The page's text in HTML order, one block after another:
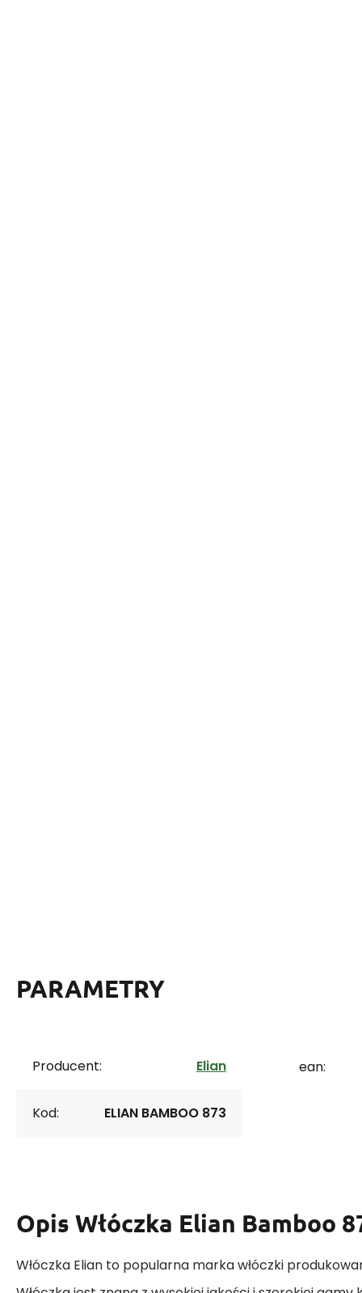
PARAMETRY
Producent: Elian
Kod: ELIAN BAMBOO 873
ean:
Opis Włóczka Elian Bamboo
Włóczka Elian to popularna marka włóczki